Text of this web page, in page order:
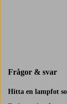
Frågor & svar
Hitta en lampfot